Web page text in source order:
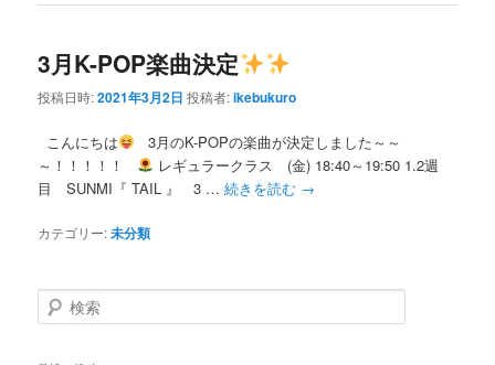
3月K-POP楽曲決定
投稿日時:2021年3月2日 投稿者:ikebukuro
こんにちは
3月のK-POPの楽曲が決定しました～～
～！！！！！
レギュラークラス (金) 18:40～19:50 1.2週
目 SUNMI『 TAIL 』 3 …続きを読む →
カテゴリー:未分類
検
索